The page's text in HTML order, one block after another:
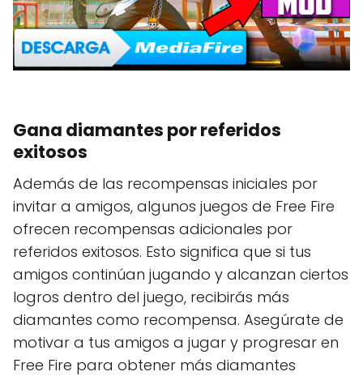
Gana diamantes por referidos
exitosos
Además de las recompensas iniciales por
invitar a amigos, algunos juegos de Free Fire
ofrecen recompensas adicionales por
referidos exitosos. Esto significa que si tus
amigos continúan jugando y alcanzan ciertos
logros dentro del juego, recibirás más
diamantes como recompensa. Asegúrate de
motivar a tus amigos a jugar y progresar en
Free Fire para obtener más diamantes